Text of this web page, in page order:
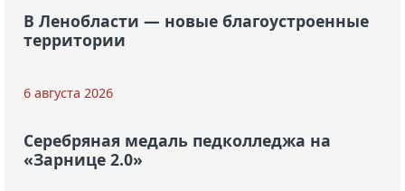
В Ленобласти — новые благоустроенные
территории
6 августа 2026
Серебряная медаль педколледжа на
«Зарнице 2.0»